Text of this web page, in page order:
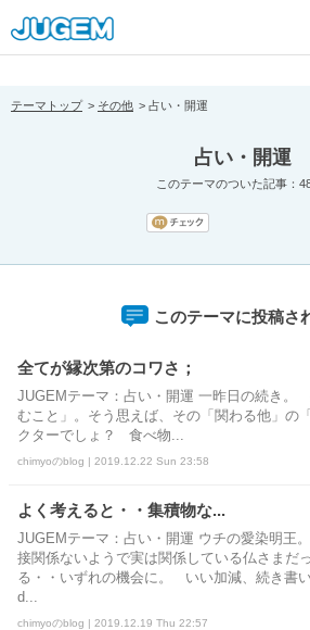
[pear_error: message="Success" code=0
prefix="" info=""]
テーマトップ その他 占い・開運
占い・開運
このテーマのついた記事：
このテーマに投稿さ
全てが縁次第のコワさ；
JUGEMテーマ：占い・開運 一昨日の続き。
むこと」。そう思えば、その「関わる他」の
クターでしょ？ 食べ物...
chimyoのblog | 2019.12.22 Sun 23:58
よく考えると・・集積物な...
JUGEMテーマ：占い・開運 ウチの愛染明王
接関係ないようで実は関係している仏さまだ
る・・いずれの機会に。 いい加減、続き書
ԁ...
chimyoのblog | 2019.12.19 Thu 22:57